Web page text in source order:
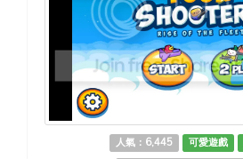
人氣：6,445 可愛遊戲